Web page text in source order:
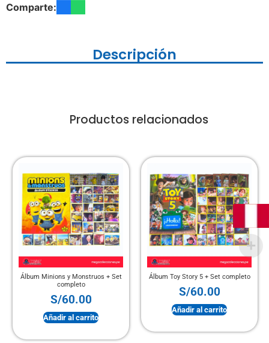
Comparte:
Descripción
Productos relacionados
Álbum Minions y Monstruos + Set
completo
S/60.00
Añadir al carrito
Álbum Toy Story 5 + Set completo
S/60.00
Añadir al carrito